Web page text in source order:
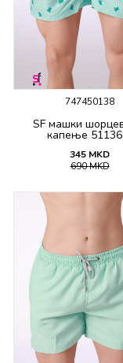
747450138
SF машки
капење
345 MKD
690MKD